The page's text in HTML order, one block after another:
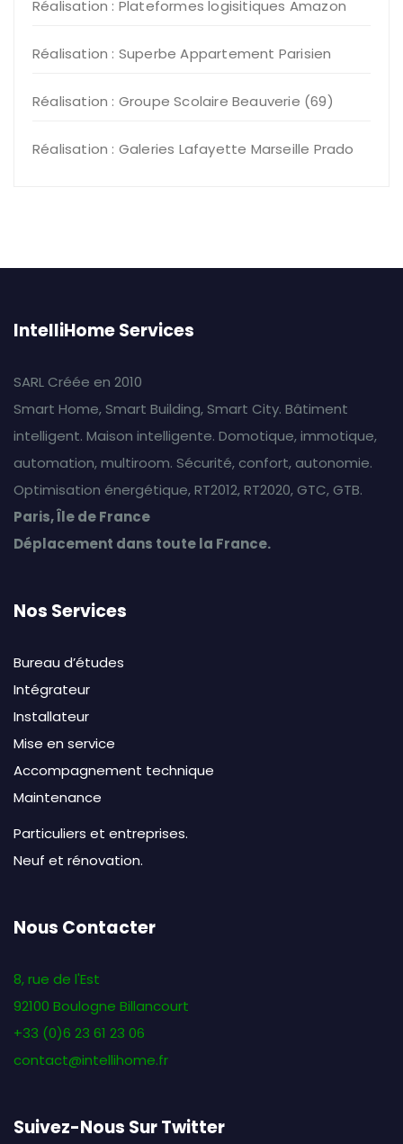
Réalisation : Plateformes logisitiques Amazon
Réalisation : Superbe Appartement Parisien
Réalisation : Groupe Scolaire Beauverie (69)
Réalisation : Galeries Lafayette Marseille Prado
IntelliHome Services
SARL Créée en 2010
Smart Home, Smart Building, Smart City. Bâtiment
intelligent. Maison intelligente. Domotique, immotique,
automation, multiroom. Sécurité, confort, autonomie.
Optimisation énergétique, RT2012, RT2020, GTC, GTB.
Paris, Île de France
Déplacement dans toute la France.
Nos Services
Bureau d’études
Intégrateur
Installateur
Mise en service
Accompagnement technique
Maintenance
Particuliers et entreprises.
Neuf et rénovation.
Nous Contacter
8, rue de l'Est
92100 Boulogne Billancourt
+33 (0)6 23 61 23 06
contact@intellihome.fr
Suivez-Nous Sur Twitter